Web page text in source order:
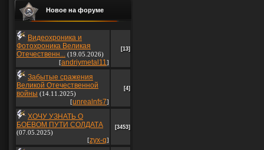
Новое на форуме
Видеохроника и
Фотохроника Великая
Отечественн... (19.05.2026)
[andriymetal11]
[13]
Забытые сражения
Великой Отечественной
войны (14.11.2025)
[unrealnfs7]
[4]
ХОЧУ УЗНАТЬ О
БОЕВОМ ПУТИ СОЛДАТА
(07.05.2025)
[zyx-q]
[3453]